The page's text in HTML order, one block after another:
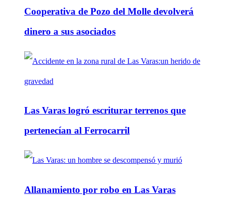
Cooperativa de Pozo del Molle devolverá
dinero a sus asociados
Las Varas logró escriturar terrenos que
pertenecían al Ferrocarril
Allanamiento por robo en Las Varas